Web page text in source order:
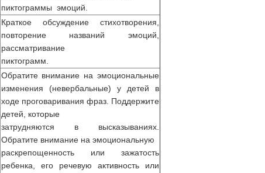
пиктограммы эмоций.
Краткое обсуждение стихотворения,
повторение названий эмоций,
рассматривание
пиктограмм.
Обратите внимание на эмоциональные
изменения (невербальные) у детей в
ходе проговаривания фраз. Поддержите
детей, которые
затрудняются в высказываниях.
Обратите внимание на эмоциональную
раскрепощенность или зажатость
ребенка, его речевую активность или